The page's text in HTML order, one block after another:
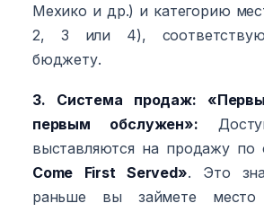
Мехико и др.) и категорию
2, 3 или 4),
бюджету.
3. Система продаж:
первым обслужен»:
выставляются на продажу по
Come First Served». Это
раньше вы займете